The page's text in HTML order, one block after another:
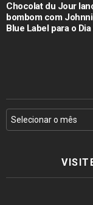
Chocolat du Jour
bombom com
Blue Label para o